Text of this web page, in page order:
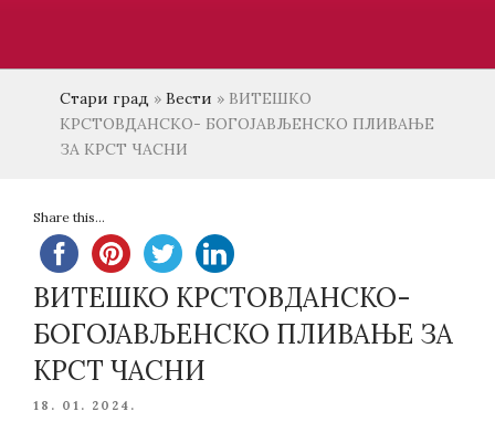
Стари град » Вести » ВИТЕШКО
KРСТОВДАНСКО- БОГОЈАВЉЕНСКО ПЛИВАЊЕ
ЗА КРСТ ЧАСНИ
Share this...
ВИТЕШКО KРСТОВДАНСКО-
БОГОЈАВЉЕНСКО ПЛИВАЊЕ ЗА
КРСТ ЧАСНИ
POSTED
18. 01. 2024.